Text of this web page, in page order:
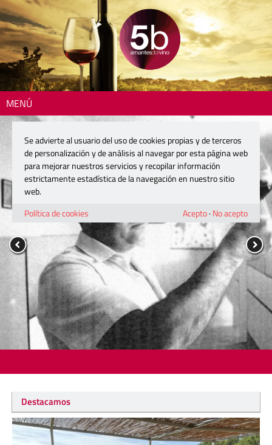
MENÚ
Destacamos
Se advierte al usuario del uso de cookies propias y de terceros
de personalización y de análisis al navegar por esta página web
para mejorar nuestros servicios y recopilar información
estrictamente estadística de la navegación en nuestro sitio
web.
Política de cookies
Acepto· No acepto